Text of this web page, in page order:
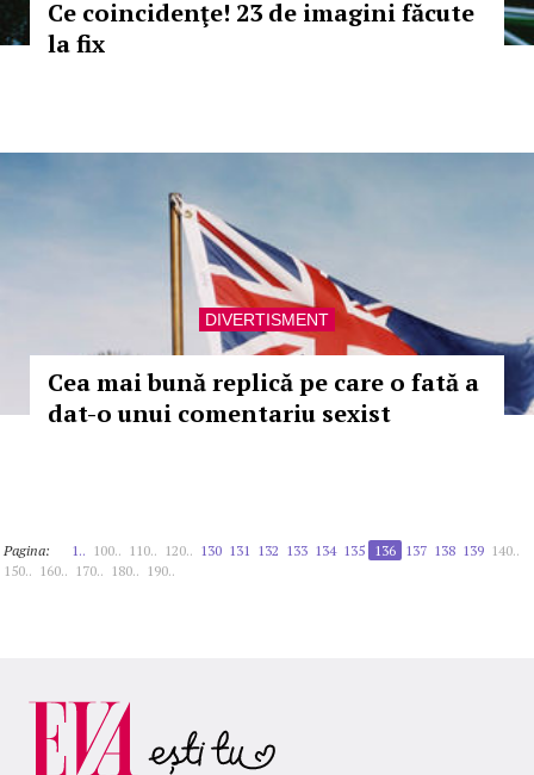
Ce coincidenţe! 23 de imagini făcute
la fix
DIVERTISMENT
Cea mai bună replică pe care o fată a
dat-o unui comentariu sexist
Pagina: 1.. 100.. 110.. 120.. 130 131 132 133 134 135 136 137 138 139 140..
150.. 160.. 170.. 180.. 190..